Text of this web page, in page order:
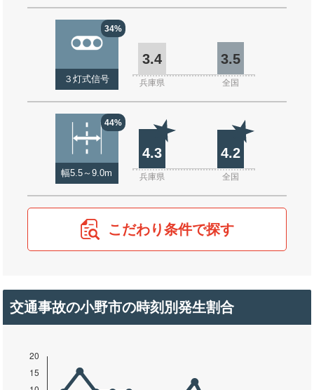
34%
３灯式信号
3.4 3.5
兵庫県 全国
44%
幅5.5～9.0m
4.3 4.2
兵庫県 全国
こだわり条件で探す
交通事故の小野市の時刻別発生割合